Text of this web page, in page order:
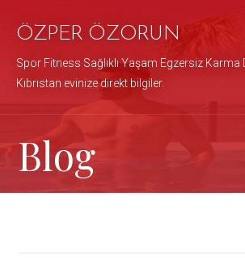
atlaÖZPER ÖZORUN
Spor Fitness Sağlıklı Yaşam Egzersiz Karma
Kıbrıstan evinize direkt bilgiler.
Blog